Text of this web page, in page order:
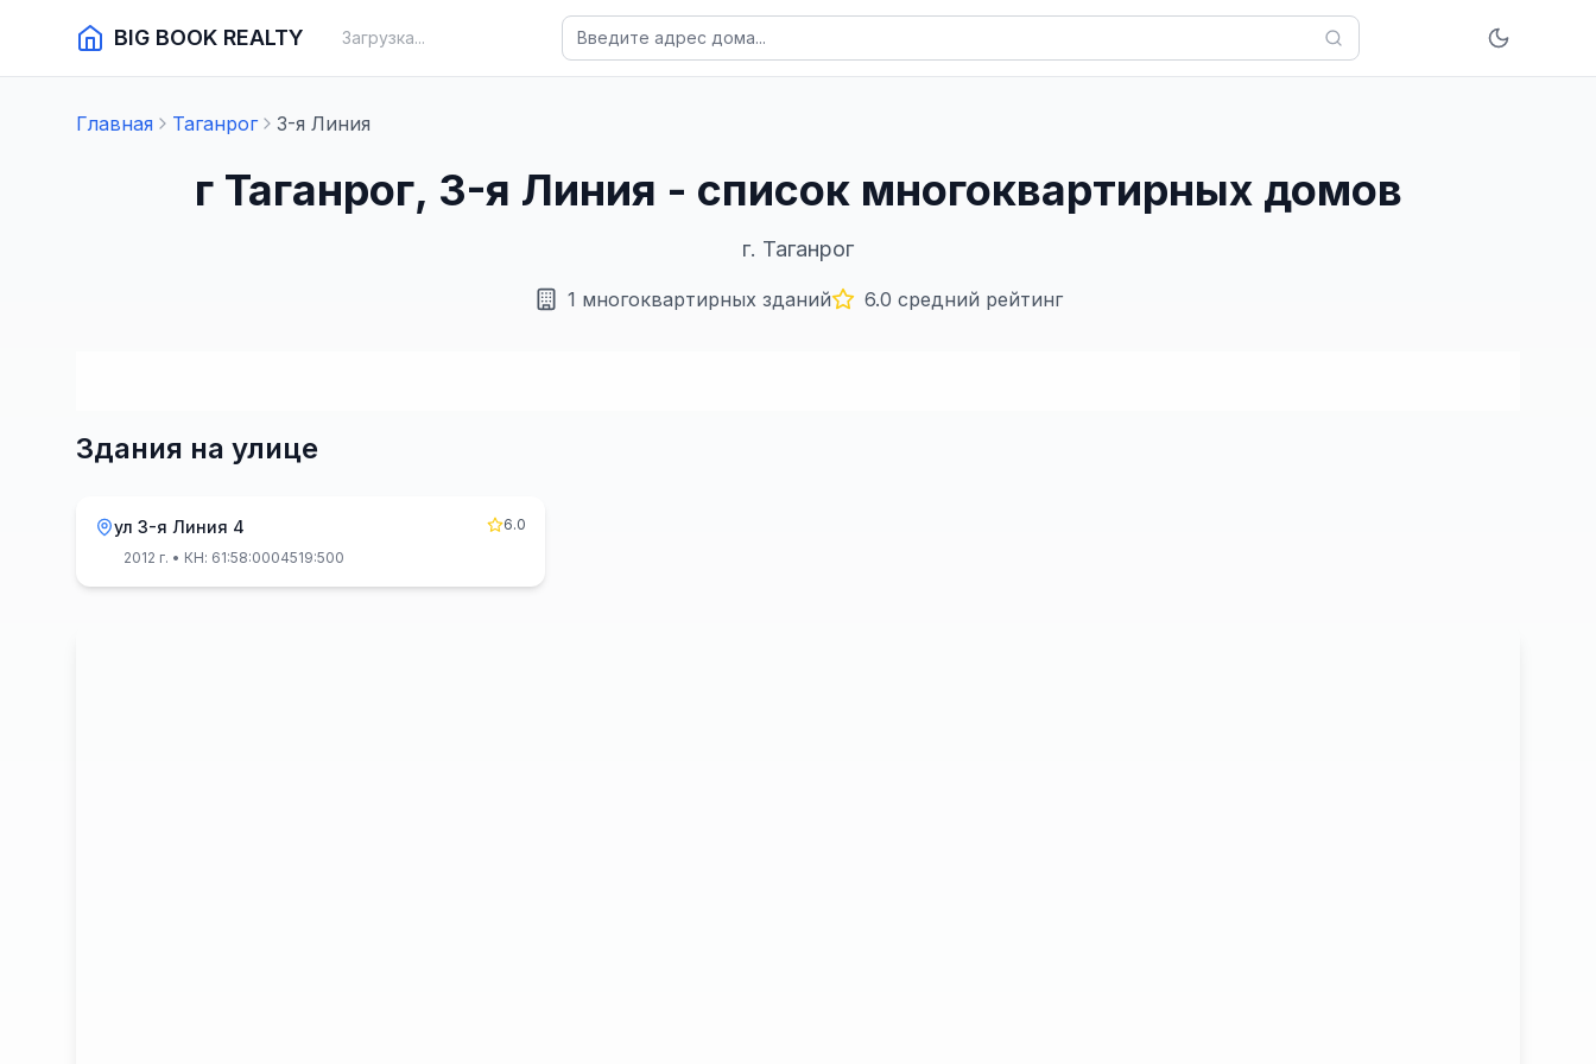
BIG BOOK REALTY Загрузка...
Главная Таганрог 3-я Линия
г Таганрог, 3-я Линия - список многоквартирных домов
г. Таганрог
1 многоквартирных зданий 6.0 средний рейтинг
Здания на улице
ул 3-я Линия 4
6.0
2012 г. • КН: 61:58:0004519:500